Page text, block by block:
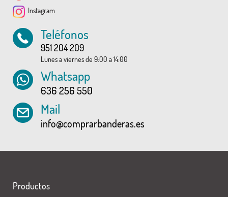
Instagram
Teléfonos
951 204 209
Lunes a viernes de 9:00 a 14:00
Whatsapp
636 256 550
Mail
info@comprarbanderas.es
Productos